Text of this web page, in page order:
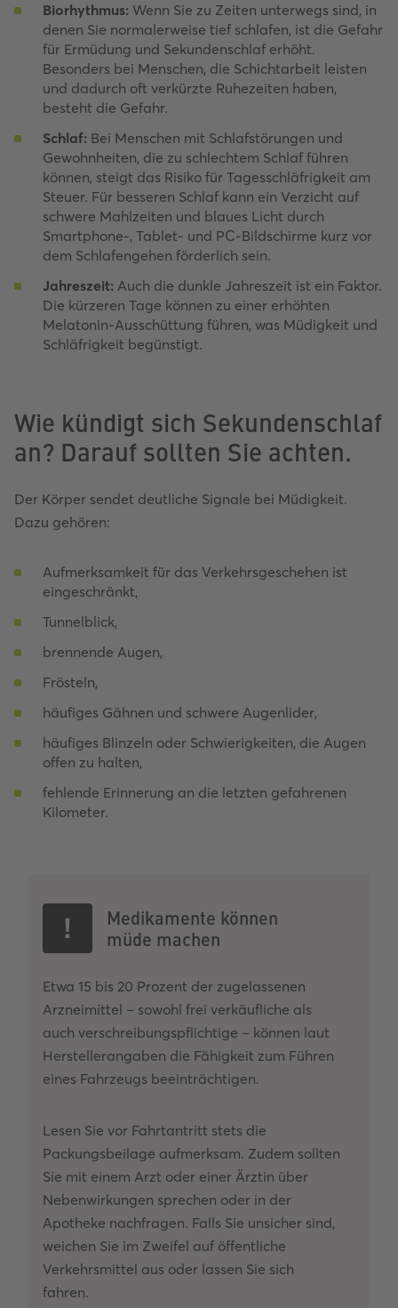
Biorhythmus: Wenn Sie zu Zeiten unterwegs sind, in
denen Sie normalerweise tief schlafen, ist die Gefahr
für Ermüdung und Sekundenschlaf erhöht.
Besonders bei Menschen, die Schichtarbeit leisten
und dadurch oft verkürzte Ruhezeiten haben,
besteht die Gefahr.
Schlaf: Bei Menschen mit Schlafstörungen und
Gewohnheiten, die zu schlechtem Schlaf führen
können, steigt das Risiko für Tagesschläfrigkeit am
Steuer. Für besseren Schlaf kann ein Verzicht auf
schwere Mahlzeiten und blaues Licht durch
Smartphone-, Tablet- und PC-Bildschirme kurz vor
dem Schlafengehen förderlich sein.
Jahreszeit: Auch die dunkle Jahreszeit ist ein Faktor.
Die kürzeren Tage können zu einer erhöhten
Melatonin-Ausschüttung führen, was Müdigkeit und
Schläfrigkeit begünstigt.
Wie kündigt sich Sekundenschlaf
an? Darauf sollten Sie achten.
Der Körper sendet deutliche Signale bei Müdigkeit.
Dazu gehören:
Aufmerksamkeit für das Verkehrsgeschehen ist
eingeschränkt,
Tunnelblick,
brennende Augen,
Frösteln,
häufiges Gähnen und schwere Augenlider,
häufiges Blinzeln oder Schwierigkeiten, die Augen
offen zu halten,
fehlende Erinnerung an die letzten gefahrenen
Kilometer.
Medikamente können
müde machen
Etwa 15 bis 20 Prozent der zugelassenen
Arzneimittel – sowohl frei verkäufliche als
auch verschreibungspflichtige – können laut
Herstellerangaben die Fähigkeit zum Führen
eines Fahrzeugs beeinträchtigen.
Lesen Sie vor Fahrtantritt stets die
Packungsbeilage aufmerksam. Zudem sollten
Sie mit einem Arzt oder einer Ärztin über
Nebenwirkungen sprechen oder in der
Apotheke nachfragen. Falls Sie unsicher sind,
weichen Sie im Zweifel auf öffentliche
Verkehrsmittel aus oder lassen Sie sich
fahren.